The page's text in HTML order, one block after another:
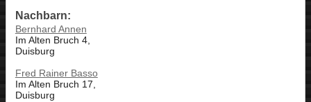
Nachbarn:
Bernhard Annen
Im Alten Bruch 4,
Duisburg
Fred Rainer Basso
Im Alten Bruch 17,
Duisburg